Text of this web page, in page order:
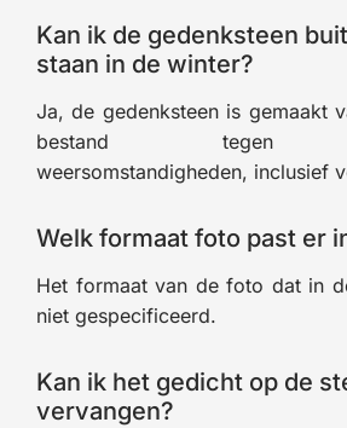
Kan ik de gedenksteen
staan in de winter?
Ja, de gedenksteen is gemaakt
bestand tegen
weersomstandigheden, inclusief
Welk formaat foto past er
Het formaat van de foto dat in
niet gespecificeerd.
Kan ik het gedicht op de
vervangen?